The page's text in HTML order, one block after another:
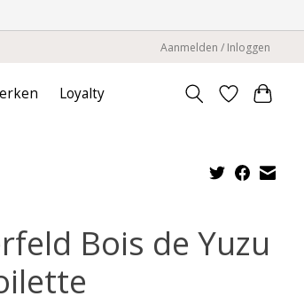
Aanmelden / Inloggen
Loyalty
Bois de Yuzu